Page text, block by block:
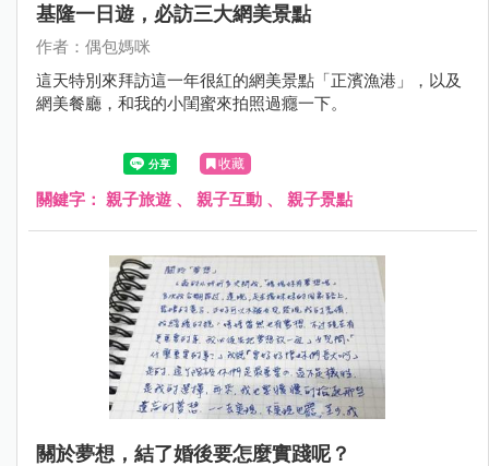
基隆一日遊，必訪三大網美景點
作者：偶包媽咪
這天特別來拜訪這一年很紅的網美景點「正濱漁港」，以及
網美餐廳，和我的小閨蜜來拍照過癮一下。
收藏
關鍵字： 親子旅遊 、 親子互動 、 親子景點
關於夢想，結了婚後要怎麼實踐呢？